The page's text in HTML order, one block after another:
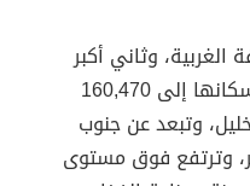
الغربية، وثاني أكبر
، ويصل عدد سكانها إلى 160,470
وتبعد عن جنوب
قدرها 30 كيلومتر، وترتفع فوق مستوى